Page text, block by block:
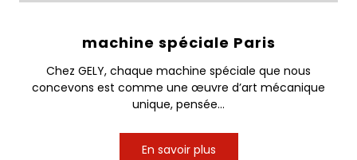
machine spéciale Paris
Chez GELY, chaque machine spéciale que nous
concevons est comme une œuvre d’art mécanique
unique, pensée...
En savoir plus